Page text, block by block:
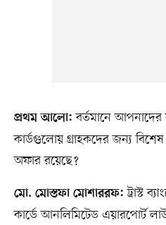
প্রথম আলো: বর্তমানে আপনাদের
কার্ডগুলোয় গ্রাহকদের জন্য বিশেষ
অফার রয়েছে?
মো. মোস্তফা মোশাররফ: ট্রাস্ট
কার্ডে আনলিমিটেড এয়ারপোর্ট